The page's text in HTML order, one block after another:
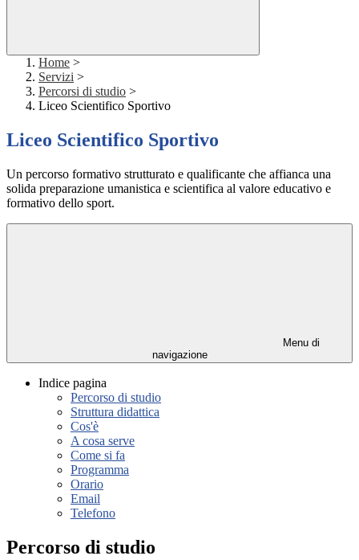
Home >
Servizi >
Percorsi di studio >
Liceo Scientifico Sportivo
Liceo Scientifico Sportivo
Un percorso formativo strutturato e qualificante che affianca una
solida preparazione umanistica e scientifica al valore educativo e
formativo dello sport.
Menu di
navigazione
Indice pagina
Percorso di studio
Struttura didattica
Cos'è
A cosa serve
Come si fa
Programma
Orario
Email
Telefono
Percorso di studio